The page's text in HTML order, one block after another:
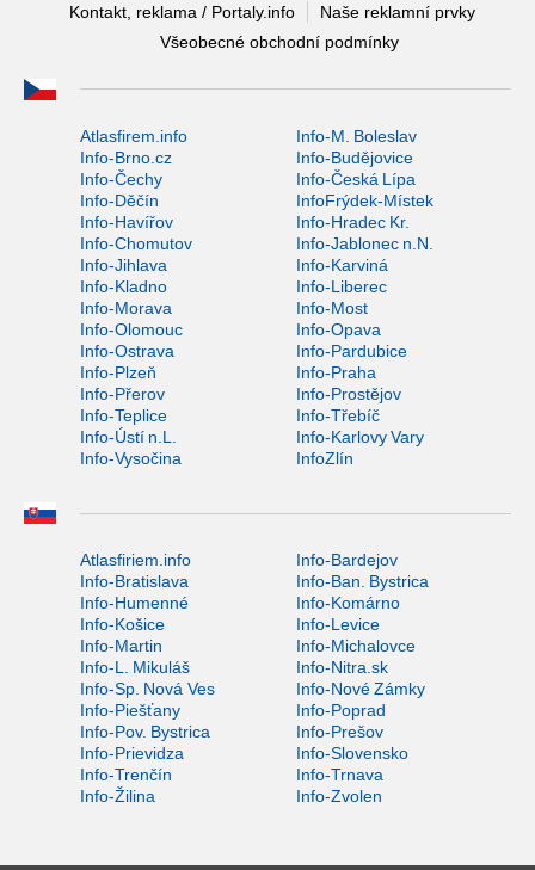
Kontakt, reklama / Portaly.info
Naše reklamní prvky
Všeobecné obchodní podmínky
Atlasfirem.info
Info-M. Boleslav
Info-Brno.cz
Info-Budějovice
Info-Čechy
Info-Česká Lípa
Info-Děčín
InfoFrýdek-Místek
Info-Havířov
Info-Hradec Kr.
Info-Chomutov
Info-Jablonec n.N.
Info-Jihlava
Info-Karviná
Info-Kladno
Info-Liberec
Info-Morava
Info-Most
Info-Olomouc
Info-Opava
Info-Ostrava
Info-Pardubice
Info-Plzeň
Info-Praha
Info-Přerov
Info-Prostějov
Info-Teplice
Info-Třebíč
Info-Ústí n.L.
Info-Karlovy Vary
Info-Vysočina
InfoZlín
Atlasfiriem.info
Info-Bardejov
Info-Bratislava
Info-Ban. Bystrica
Info-Humenné
Info-Komárno
Info-Košice
Info-Levice
Info-Martin
Info-Michalovce
Info-L. Mikuláš
Info-Nitra.sk
Info-Sp. Nová Ves
Info-Nové Zámky
Info-Piešťany
Info-Poprad
Info-Pov. Bystrica
Info-Prešov
Info-Prievidza
Info-Slovensko
Info-Trenčín
Info-Trnava
Info-Žilina
Info-Zvolen